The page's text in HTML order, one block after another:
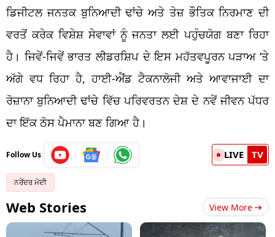
ਡਿਜੀਟਲ ਜਨਤਕ ਬੁਨਿਆਦੀ ਢਾਂਚੇ ਅਤੇ ਤੇਜ਼ ਭੌਤਿਕ ਨਿਰਮਾਣ ਦੀ
ਵਰਤੋਂ ਕਰੇਕ ਵਿਸ਼ੇਸ਼ ਸੇਵਾਵਾਂ ਨੂੰ ਜਨਤਾ ਲਈ ਪਹੁੰਚਯੋਗ ਬਣਾ ਰਿਹਾ
ਹੈ। ਜਿਵੇਂ-ਜਿਵੇਂ ਭਾਰਤ ਲੀਡਰਸ਼ਿਪ ਦੇ ਇਸ ਮਹੱਤਵਪੂਰਨ ਪੜਾਅ ‘ਤੇ
ਅੱਗੇ ਵਧ ਰਿਹਾ ਹੈ, ਹਾਈ-ਐਂਡ ਟੈਕਨਾਲੋਜੀ ਅਤੇ ਆਵਾਜਾਈ ਦਾ
ਰੋਜ਼ਾਨਾ ਬੁਨਿਆਦੀ ਢਾਂਚੇ ਵਿੱਚ ਪਰਿਵਰਤਨ ਦੇਸ਼ ਦੇ ਨਵੇਂ ਜੀਵਨ ਪੱਧਰ
ਦਾ ਇੱਕ ਠੋਸ ਪੈਮਾਨਾ ਬਣ ਗਿਆ ਹੈ।
Follow Us LIVE TV
ਨਰੇਂਦਰ ਮੋਦੀ
Web Stories View More